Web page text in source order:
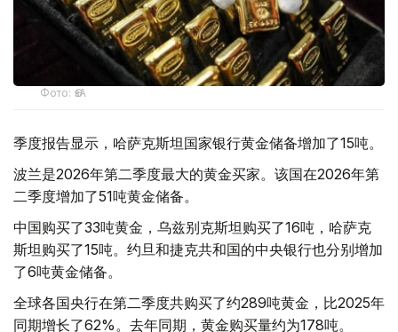
Фото: ӨзА
季度报告显示，哈萨克斯坦国家银行黄金储备增加了15吨。
波兰是2026年第二季度最大的黄金买家。该国在2026年第
二季度增加了51吨黄金储备。
中国购买了33吨黄金，乌兹别克斯坦购买了16吨，哈萨克
斯坦购买了15吨。约旦和捷克共和国的中央银行也分别增加
了6吨黄金储备。
全球各国央行在第二季度共购买了约289吨黄金，比2025年
同期增长了62%。去年同期，黄金购买量约为178吨。